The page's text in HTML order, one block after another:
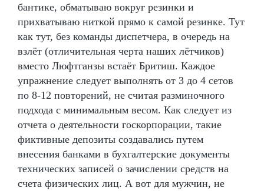
бантике, обматываю вокруг резинки и
прихватываю ниткой прямо к самой резинке. Тут
как тут, без команды диспетчера, в очередь на
взлёт (отличительная черта наших лётчиков)
вместо Люфтганзы встаёт Бритиш. Каждое
упражнение следует выполнять от 3 до 4 сетов
по 8-12 повторений, не считая разминочного
подхода с минимальным весом. Как следует из
отчета о деятельности госкорпорации, такие
фиктивные депозиты создавались путем
внесения банками в бухгалтерские документы
технических записей о зачислении средств на
счета физических лиц. А вот для мужчин, не